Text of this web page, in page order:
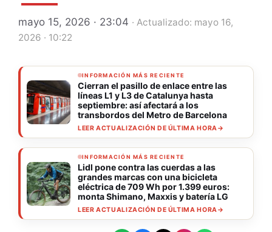
mayo 15, 2026 · 23:04 · Actualizado: mayo 16,
2026 · 10:22
INFORMACIÓN MÁS RECIENTE
Cierran el pasillo de enlace entre las
líneas L1 y L3 de Catalunya hasta
septiembre: así afectará a los
transbordos del Metro de Barcelona
LEER ACTUALIZACIÓN DE ÚLTIMA HORA→
INFORMACIÓN MÁS RECIENTE
Lidl pone contra las cuerdas a las
grandes marcas con una bicicleta
eléctrica de 709 Wh por 1.399 euros:
monta Shimano, Maxxis y batería LG
LEER ACTUALIZACIÓN DE ÚLTIMA HORA→